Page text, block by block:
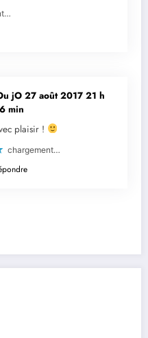
jO 27 août 2017 21 h
min
plaisir !
chargement…